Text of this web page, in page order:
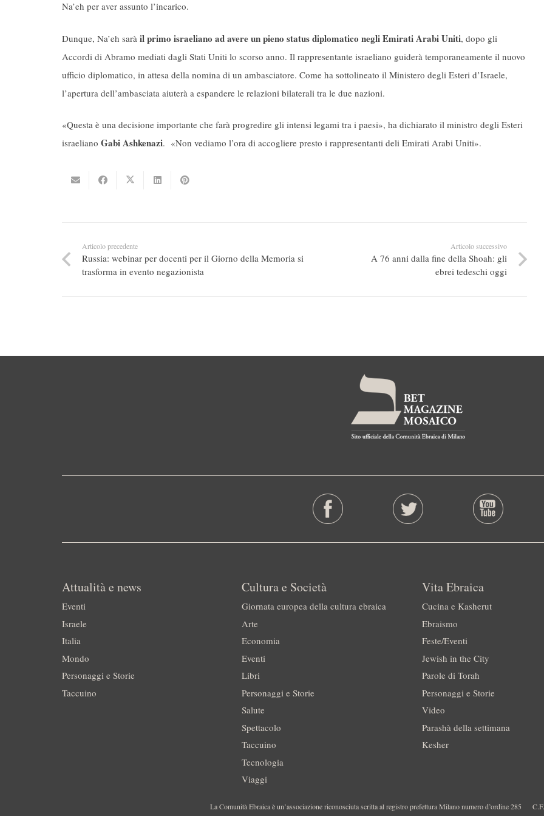
Na’eh per aver assunto l’incarico.
Dunque, Na’eh sarà il primo israeliano ad avere un pieno status diplomatico negli Emirati Arabi Uniti, dopo gli
Accordi di Abramo mediati dagli Stati Uniti lo scorso anno. Il rappresentante israeliano guiderà temporaneamente il nuovo
ufficio diplomatico, in attesa della nomina di un ambasciatore. Come ha sottolineato il Ministero degli Esteri d’Israele,
l’apertura dell’ambasciata aiuterà a espandere le relazioni bilaterali tra le due nazioni.
«Questa è una decisione importante che farà progredire gli intensi legami tra i paesi», ha dichiarato il ministro degli Esteri
israeliano Gabi Ashkenazi. «Non vediamo l’ora di accogliere presto i rappresentanti deli Emirati Arabi Uniti».
Articolo precedente
Russia: webinar per docenti per il Giorno della Memoria si
trasforma in evento negazionista
Articolo successivo
A 76 anni dalla fine della Shoah: gli
ebrei tedeschi oggi
Attualità e news
Eventi
Israele
Italia
Mondo
Personaggi e Storie
Taccuino
Cultura e Società
Giornata europea della cultura ebraica
Arte
Economia
Eventi
Libri
Personaggi e Storie
Salute
Spettacolo
Taccuino
Tecnologia
Viaggi
Vita Ebraica
Cucina e Kasherut
Ebraismo
Feste/Eventi
Jewish in the City
Parole di Torah
Personaggi e Storie
Video
Parashà della settimana
Kesher
La Comunità Ebraica è un’associazione riconosciuta scritta al registro prefettura Milano numero d’ordine 285